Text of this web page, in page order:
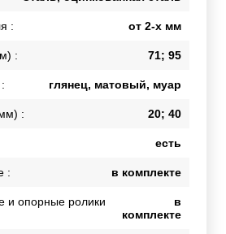
: от 2-х мм
: 71; 95
глянец, матовый, муар
: 20; 40
есть
: в комплекте
и опорные ролики
в
комплекте